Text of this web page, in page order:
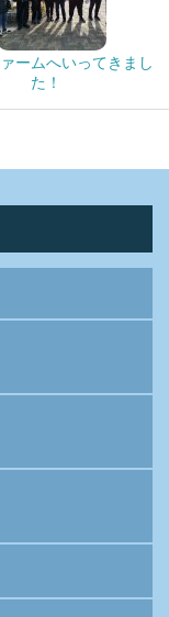
ームへいってきまし
た！